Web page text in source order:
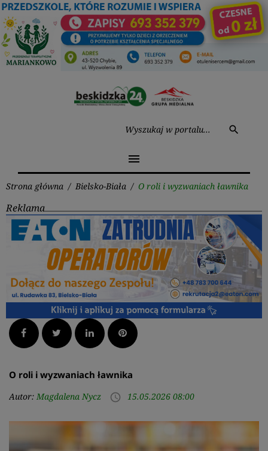
Przejdź
do
treści
search
menu
Strona główna / Bielsko-Biała / O roli i wyzwaniach ławnika
Reklama
Facebook Twitter LinkedInPinterest
O roli i wyzwaniach ławnika
Autor: Magdalena Nycz access_time 15.05.2026 08:00